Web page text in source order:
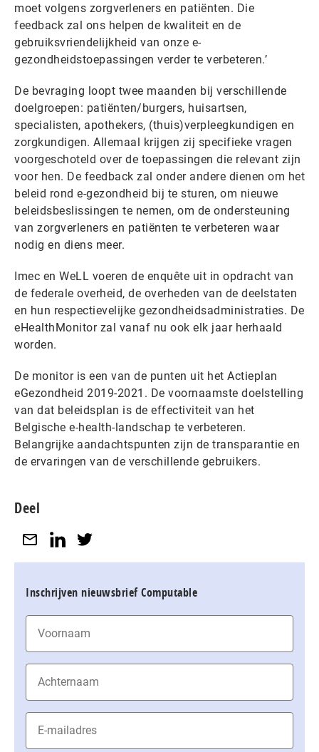
moet volgens zorgverleners en patiënten. Die
feedback zal ons helpen de kwaliteit en de
gebruiksvriendelijkheid van onze e-
gezondheidstoepassingen verder te verbeteren.’
De bevraging loopt twee maanden bij verschillende
doelgroepen: patiënten/burgers, huisartsen,
specialisten, apothekers, (thuis)verpleegkundigen en
zorgkundigen. Allemaal krijgen zij specifieke vragen
voorgeschoteld over de toepassingen die relevant zijn
voor hen. De feedback zal onder andere dienen om het
beleid rond e-gezondheid bij te sturen, om nieuwe
beleidsbeslissingen te nemen, om de ondersteuning
van zorgverleners en patiënten te verbeteren waar
nodig en diens meer.
Imec en WeLL voeren de enquête uit in opdracht van
de federale overheid, de overheden van de deelstaten
en hun respectievelijke gezondheidsadministraties. De
eHealthMonitor zal vanaf nu ook elk jaar herhaald
worden.
De monitor is een van de punten uit het Actieplan
eGezondheid 2019-2021. De voornaamste doelstelling
van dat beleidsplan is de effectiviteit van het
Belgische e-health-landschap te verbeteren.
Belangrijke aandachtspunten zijn de transparantie en
de ervaringen van de verschillende gebruikers.
Deel
Inschrijven nieuwsbrief Computable